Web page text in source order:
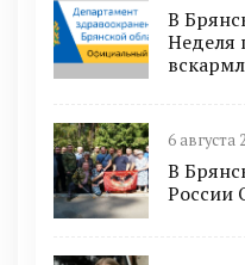
В
Неделя
6 августа
В
России